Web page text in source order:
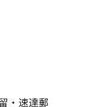
・速達郵